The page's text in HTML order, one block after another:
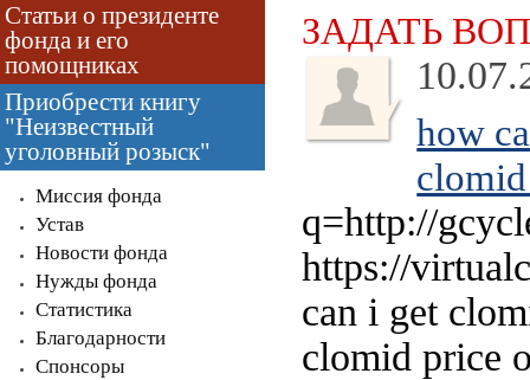
Статьи о президенте
фонда и его
помощниках
Приобрести книгу
"Неизвестный
уголовный розыск"
Миссия фонда
Устав
Новости фонда
Нужды фонда
Статистика
Благодарности
Спонсоры
ЗАДАТЬ
how
q=http://
https://
can i get
clomid price